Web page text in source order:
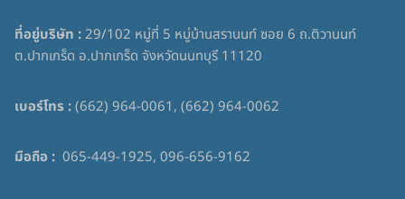
ที่อยู่บริษัท :29/102 หมู่ที่ 5 หมู่บ้านสรานนท์ ซอย 6 ถ.ติวานนท์
ต.ปากเกร็ด อ.ปากเกร็ด จังหวัดนนทบุรี 11120
เบอร์โทร :(662) 964-0061, (662) 964-0062
มือถือ : 065-449-1925, 096-656-9162